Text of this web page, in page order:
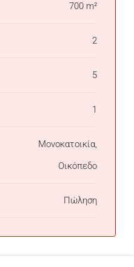
700 m²
2
5
1
Μονοκατοικία,
Οικόπεδο
Πώληση